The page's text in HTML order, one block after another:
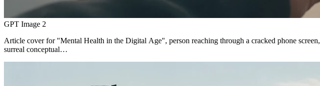
GPT Image 2
Article cover for "Mental Health in the Digital Age", person reaching through a cracked phone screen,
surreal conceptual…